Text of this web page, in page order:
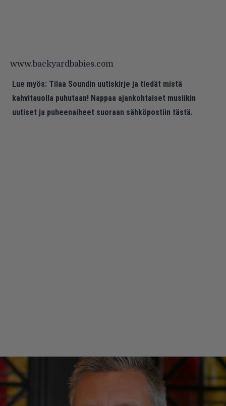
www.backyardbabies.com
Lue myös: Tilaa Soundin uutiskirje ja tiedät mistä
kahvitauolla puhutaan! Nappaa ajankohtaiset musiikin
uutiset ja puheenaiheet suoraan sähköpostiin tästä.